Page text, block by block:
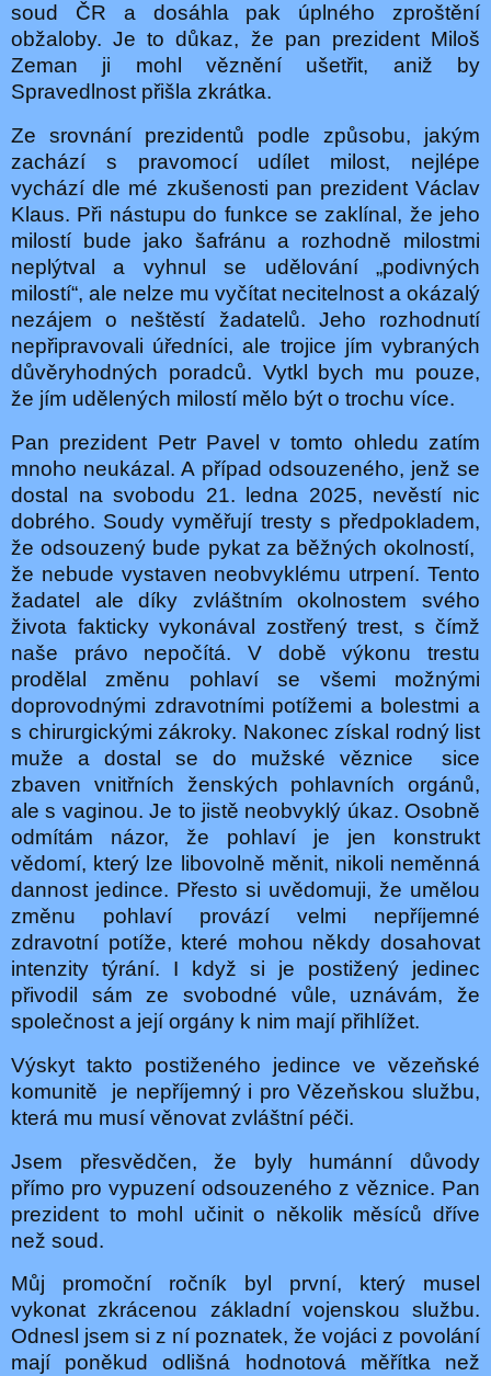
soud ČR a dosáhla pak úplného zproštění
obžaloby. Je to důkaz, že pan prezident Miloš
Zeman ji mohl věznění ušetřit, aniž by
Spravedlnost přišla zkrátka.
Ze srovnání prezidentů podle způsobu, jakým
zachází s pravomocí udílet milost, nejlépe
vychází dle mé zkušenosti pan prezident Václav
Klaus. Při nástupu do funkce se zaklínal, že jeho
milostí bude jako šafránu a rozhodně milostmi
neplýtval a vyhnul se udělování „podivných
milostí“, ale nelze mu vyčítat necitelnost a okázalý
nezájem o neštěstí žadatelů. Jeho rozhodnutí
nepřipravovali úředníci, ale trojice jím vybraných
důvěryhodných poradců. Vytkl
bych mu pouze,
že jím udělených milostí mělo být o trochu více.
Pan prezident Petr Pavel v tomto ohledu zatím
mnoho neukázal. A případ odsouzeného, jenž se
dostal na svobodu 21. ledna 2025, nevěstí nic
dobrého. Soudy vyměřují tresty s předpokladem,
že odsouzený bude pykat za běžných okolností,
že nebude vystaven neobvyklému utrpení. Tento
žadatel ale díky zvláštním okolnostem svého
života fakticky vykonával zostřený trest, s čímž
naše právo nepočítá. V době výkonu trestu
prodělal změnu pohlaví se všemi možnými
doprovodnými zdravotními potížemi a bolestmi a
s chirurgickými zákroky. Nakonec získal rodný list
muže a dostal se do mužské věznice
sice
zbaven vnitřních ženských pohlavních orgánů,
ale s vaginou. Je to jistě neobvyklý úkaz. Osobně
odmítám názor, že pohlaví je jen konstrukt
vědomí, který lze libovolně měnit, nikoli neměnná
dannost jedince. Přesto si uvědomuji, že umělou
změnu pohlaví provází velmi nepříjemné
zdravotní potíže, které mohou někdy dosahovat
intenzity týrání. I když si je postižený jedinec
přivodil sám ze svobodné vůle, uznávám, že
společnost a její orgány k nim mají přihlížet.
Výskyt takto postiženého jedince ve vězeňské
komunitě
je nepříjemný i pro Vězeňskou službu,
která mu musí věnovat zvláštní péči.
Jsem přesvědčen, že byly humánní důvody
přímo pro vypuzení odsouzeného z věznice. Pan
prezident to mohl učinit o několik měsíců dříve
než soud.
Můj promoční ročník byl první, který musel
vykonat zkrácenou základní vojenskou službu.
Odnesl jsem si z ní poznatek, že vojáci z povolání
mají poněkud odlišná hodnotová měřítka než